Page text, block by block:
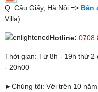
Q. Cầu Giấy, Hà Nội => Bản
Villa)
Hotline: 0708
Thời gian: Từ 8h - 19h thứ 2
- 20h00
►Chúng tôi: Với trên 10